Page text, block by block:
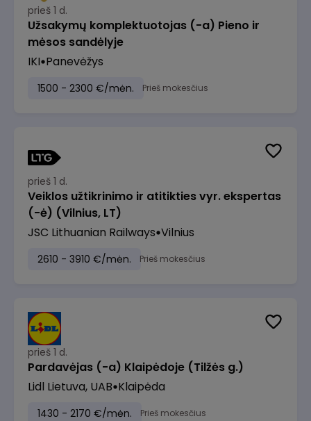
prieš 1 d.
Užsakymų komplektuotojas (-a) Pieno ir
mėsos sandėlyje
IKI Panevėžys
1500 - 2300 €/mėn. Prieš mokesčius
prieš 1 d.
Veiklos užtikrinimo ir atitikties vyr. ekspertas
(-ė) (Vilnius, LT)
JSC Lithuanian Railways Vilnius
2610 - 3910 €/mėn. Prieš mokesčius
prieš 1 d.
Pardavėjas (-a) Klaipėdoje (Tilžės g.)
Lidl Lietuva, UAB Klaipėda
1430 - 2170 €/mėn. Prieš mokesčius